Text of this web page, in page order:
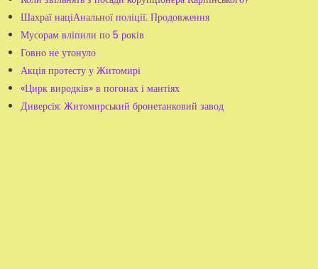
Шахраї націАнальної поліції. Продовження
Мусорам вліпили по 5 років
Говно не утонуло
Акція протесту у Житомирі
«Цирк виродків» в погонах і мантіях
Диверсія: Житомирський бронетанковий завод